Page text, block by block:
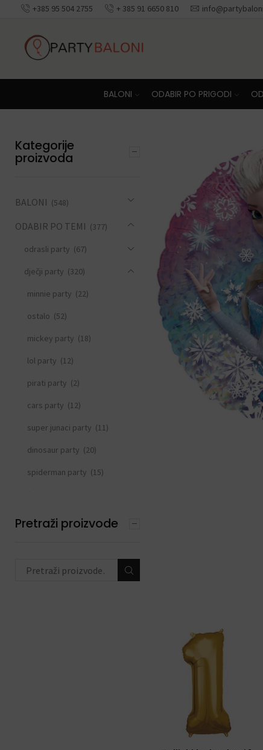
+385 95 504 2755 + 385 91 6650 810 Besplatna
BALONI ODABIR PO PRIGODI
Kategorije
proizvoda
BALONI (548)
ODABIR PO TEMI (377)
odrasli party (67)
dječji party (320)
minnie party (22)
ostalo (52)
mickey party (18)
lol party (12)
pirati party (2)
cars party (12)
super junaci party (11)
dinosaur party (20)
spiderman party (15)
svemirski party
Pretraži proizvode